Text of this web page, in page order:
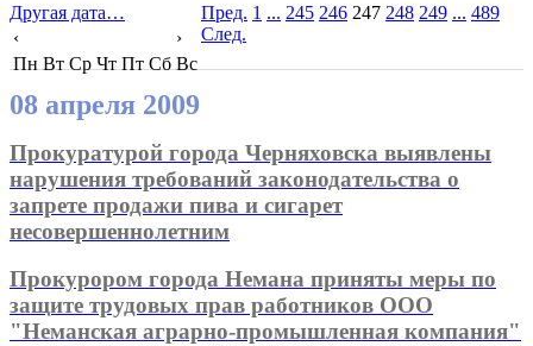
Другая дата…
‹
›
Пн Вт Ср Чт Пт Сб Вс
Пред. 1 ... 245 246 247 248 249 ... 489
След.
08 апреля 2009
Прокуратурой города Черняховска выявлены
нарушения требований законодательства о
запрете продажи пива и сигарет
несовершеннолетним
Прокурором города Немана приняты меры по
защите трудовых прав работников ООО
"Неманская аграрно-промышленная компания"